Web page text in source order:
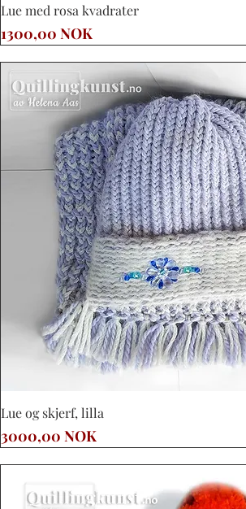
Vista rápida
Lue med rosa kvadrater
Precio
1300,00 NOK
Lue og skjerf, lilla
Precio
3000,00 NOK